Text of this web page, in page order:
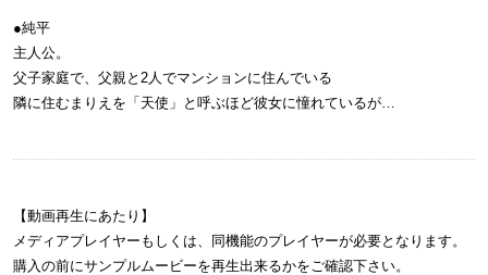
●純平
主人公。
父子家庭で、父親と2人でマンションに住んでいる
隣に住むまりえを「天使」と呼ぶほど彼女に憧れているが…
【動画再生にあたり】
メディアプレイヤーもしくは、同機能のプレイヤーが必要となります。
購入の前にサンプルムービーを再生出来るかをご確認下さい。